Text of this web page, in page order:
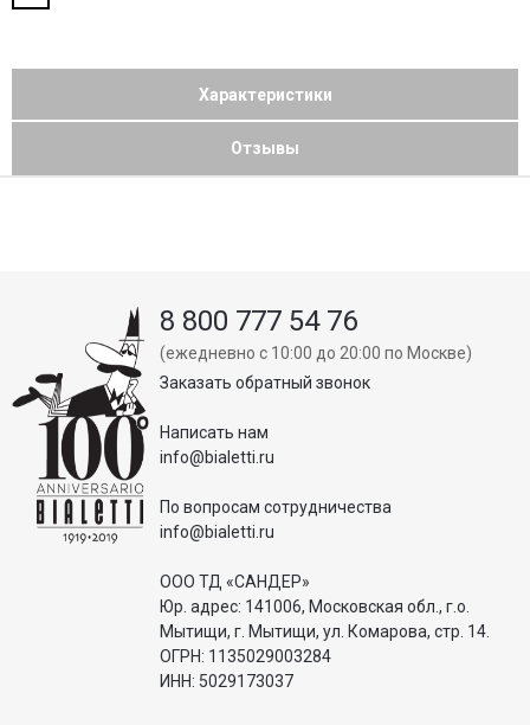
Характеристики
Отзывы
8 800 777 54 76
(ежедневно с 10:00 до 20:00 по Москве)
Заказать обратный звонок
Написать нам
info@bialetti.ru
По вопросам сотрудничества
info@bialetti.ru
ООО ТД «САНДЕР»
Юр. адрес: 141006, Московская обл., г.о.
Мытищи, г. Мытищи, ул. Комарова, стр. 14.
ОГРН: 1135029003284
ИНН: 5029173037